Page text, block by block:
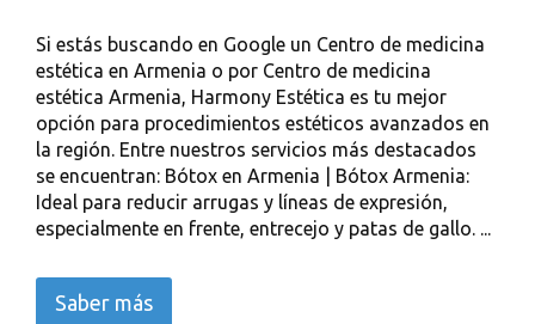
Si estás buscando en Google un Centro de medicina
estética en Armenia o por Centro de medicina
estética Armenia, Harmony Estética es tu mejor
opción para procedimientos estéticos avanzados en
la región. Entre nuestros servicios más destacados
se encuentran: Bótox en Armenia | Bótox Armenia:
Ideal para reducir arrugas y líneas de expresión,
especialmente en frente, entrecejo y patas de gallo. ...
Saber más